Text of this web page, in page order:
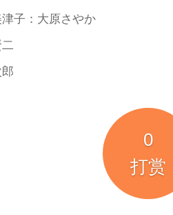
子：大原さやか
0
打赏